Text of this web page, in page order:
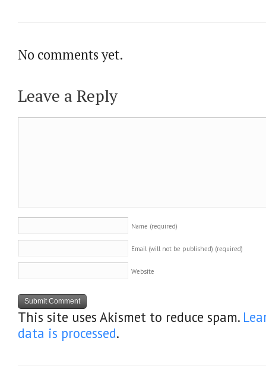
No comments yet.
Leave a Reply
Name (required)
Email (will not be published) (required)
Website
This site uses Akismet to reduce spam.
data is processed.